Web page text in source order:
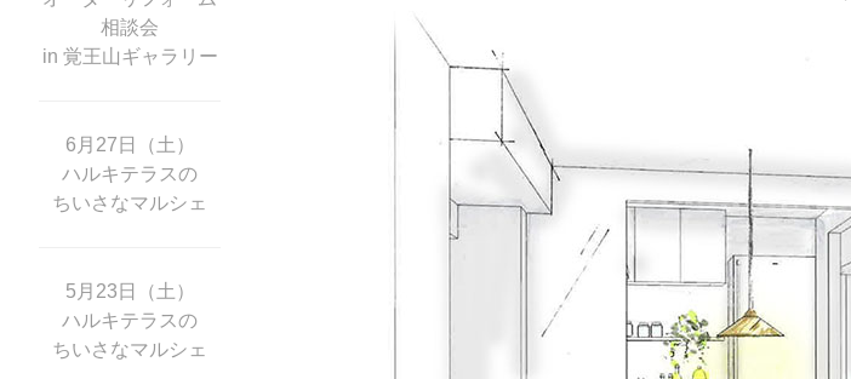
相談会
in 覚王山ギャラリー
6月27日（土）
ハルキテラスの
ちいさなマルシェ
5月23日（土）
ハルキテラスの
ちいさなマルシェ